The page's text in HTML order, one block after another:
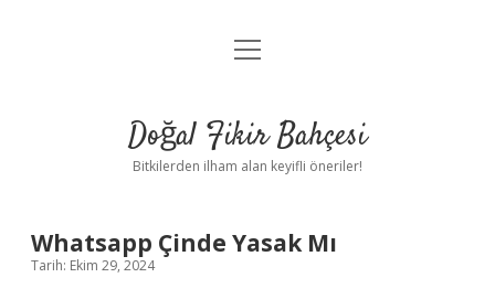
Anasayfa
Yasal Uyarı
menüyü
Doğal Fikir Bahçesi
Bitkilerden ilham alan keyifli öneriler!
Whatsapp Çinde Yasak Mı
Tarih: Ekim 29, 2024